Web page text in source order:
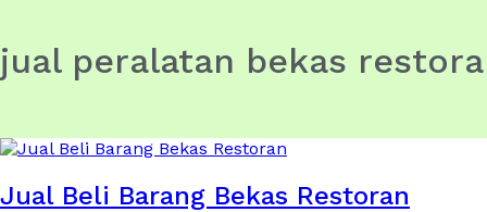
jual peralatan bekas
Jual Beli Barang Bekas Restoran